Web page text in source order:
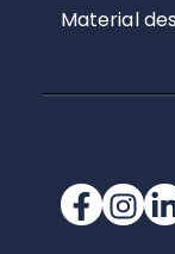
Material